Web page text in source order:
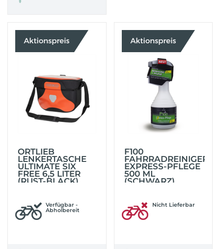
ORTLIEB
LENKERTASCHE
ULTIMATE SIX
FREE 6,5 LITER
(RUST-BLACK)
Verfügbar -
Abholbereit
F100
FAHRRADREINIGER
EXPRESS-PFLEGE
500 ML
(SCHWARZ)
Nicht Lieferbar